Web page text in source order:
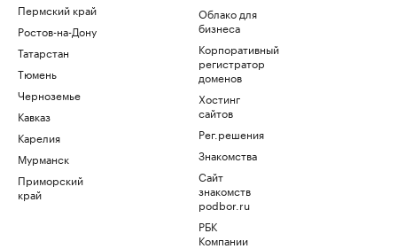
Пермский край
Ростов-на-Дону
Татарстан
Тюмень
Черноземье
Кавказ
Карелия
Мурманск
Приморский
край
Облако для
бизнеса
Корпоративный
регистратор
доменов
Хостинг
сайтов
Рег.решения
Знакомства
Сайт
знакомств
podbor.ru
РБК
Компании